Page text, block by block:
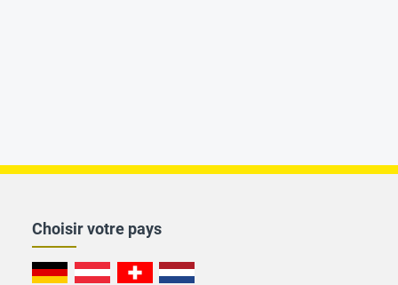
Choisir votre pays